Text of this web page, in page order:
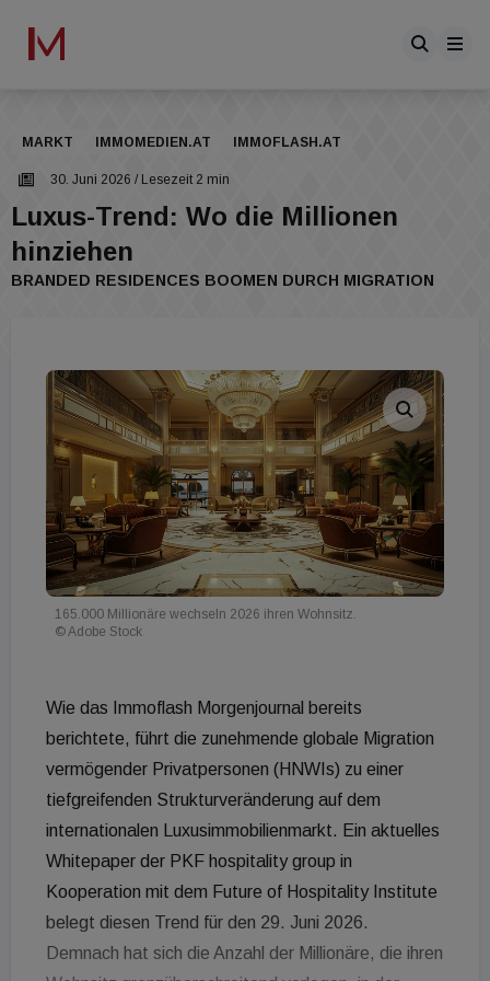
MARKT IMMOMEDIEN.AT IMMOFLASH.AT
30. Juni 2026 / Lesezeit 2 min
Luxus-Trend: Wo die Millionen
hinziehen
BRANDED RESIDENCES BOOMEN DURCH MIGRATION
165.000 Millionäre wechseln 2026 ihren Wohnsitz.
© Adobe Stock
Wie das Immoflash Morgenjournal bereits
berichtete, führt die zunehmende globale Migration
vermögender Privatpersonen (HNWIs) zu einer
tiefgreifenden Strukturveränderung auf dem
internationalen Luxusimmobilienmarkt. Ein aktuelles
Whitepaper der PKF hospitality group in
Kooperation mit dem Future of Hospitality Institute
belegt diesen Trend für den 29. Juni 2026.
Demnach hat sich die Anzahl der Millionäre, die ihren